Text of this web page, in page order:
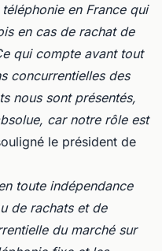
en France qui
en cas de rachat de
qui compte avant tout
concurrentielles des
nous sont présentés,
car notre rôle est
le président de
toute indépendance
de rachats et de
du marché sur